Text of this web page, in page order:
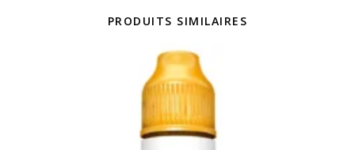
PRODUITS SIMILAIRES